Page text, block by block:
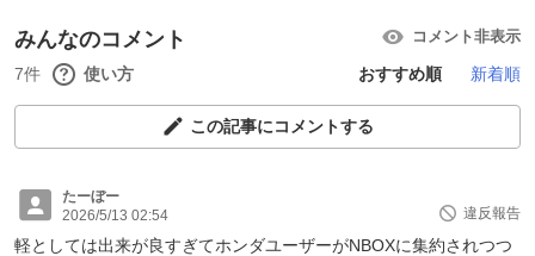
みんなのコメント コメント非表示
7件 使い方 おすすめ順 新着順
この記事にコメントする
たーぼー
2026/5/13 02:54
違反報告
軽としては出来が良すぎてホンダユーザーがNBOXに集約されつつ